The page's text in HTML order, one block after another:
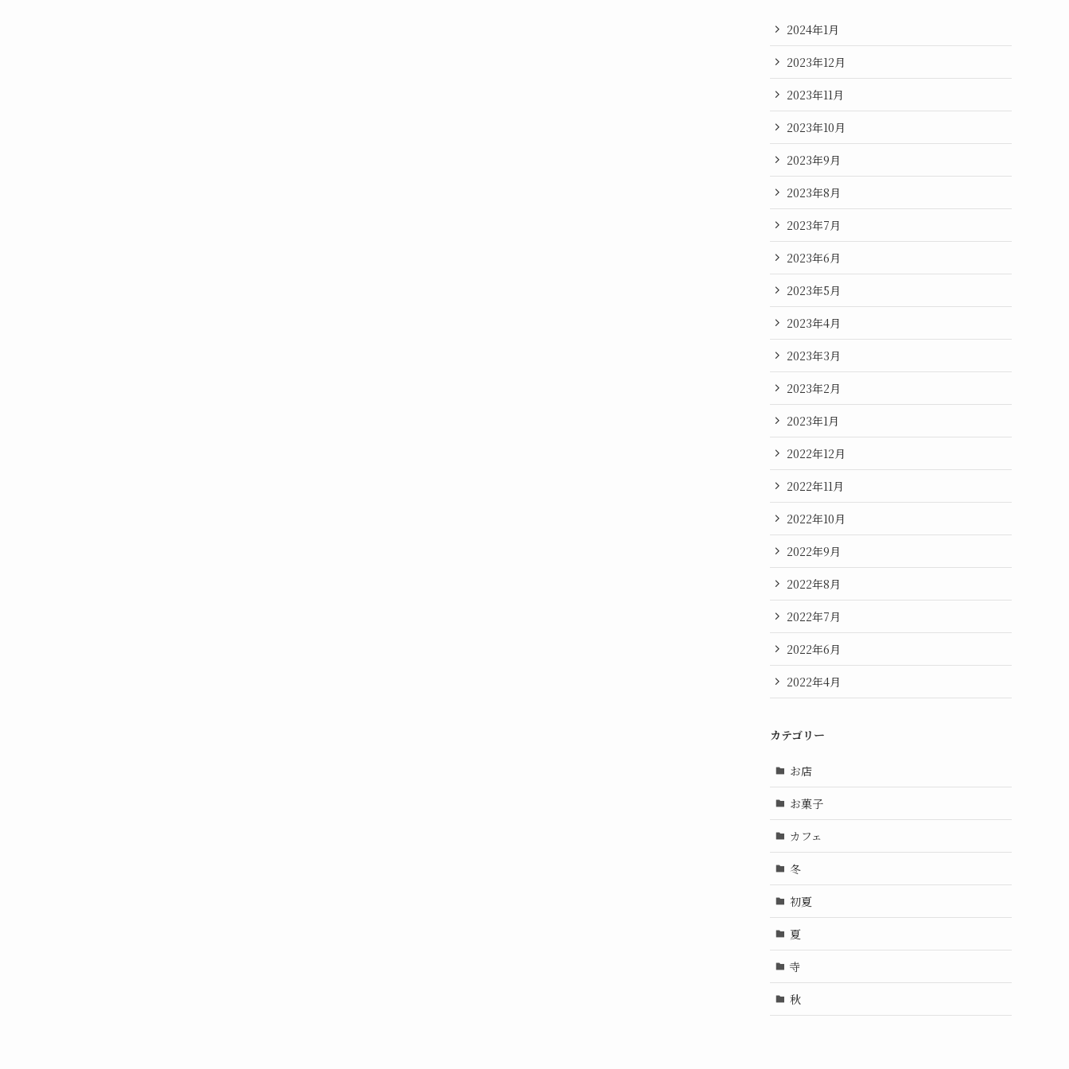
2024年1月
2023年12月
2023年11月
2023年10月
2023年9月
2023年8月
2023年7月
2023年6月
2023年5月
2023年4月
2023年3月
2023年2月
2023年1月
2022年12月
2022年11月
2022年10月
2022年9月
2022年8月
2022年7月
2022年6月
2022年4月
カテゴリー
お店
お菓子
カフェ
冬
初夏
夏
寺
秋